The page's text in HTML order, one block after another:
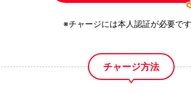
チャージには本人認証が必要です
チャージ方法